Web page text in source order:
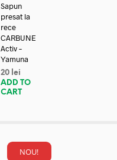
Sapun
presat la
rece
CARBUNE
Activ –
Yamuna
20 lei
ADD TO
CART
NOU!
REDUC